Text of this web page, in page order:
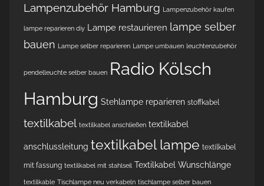
Lampenzubehör Hamburg Lampenzubehör kaufen
lampe reparieren diy Lampe restaurieren lampe selber
bauen Lampe selber reparieren Lampe umbauen leuchtenzubehör
pendelleuchte selber bauen Radio Kölsch
Hamburg Stehlampe reparieren stoffkabel
textilkabel textilkabel anschließen textilkabel
anschlussleitung textilkabel lampe textilkabel
mit fassung textilkabel mit stahlseil Textilkabel Wunschlänge
textilkable Tischlampe neu verkabeln tischlampe selber bauen